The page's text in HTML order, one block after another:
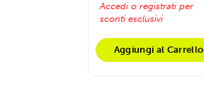
Accedi o registrati per
sconti esclusivi
Aggiungi al Carrello